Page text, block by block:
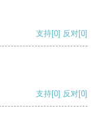
支持[0] 反对[0]
支持[0] 反对[0]